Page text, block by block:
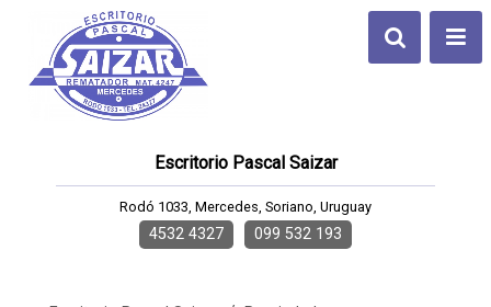
Escritorio Pascal Saizar
Rodó 1033, Mercedes, Soriano, Uruguay
4532 4327 099 532 193